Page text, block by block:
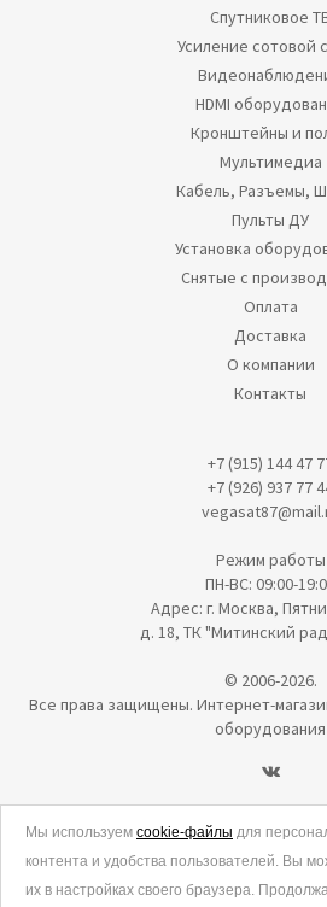
Спутниковое
Усиление сотовой
HDMI
Кронштейны и
Мультимедиа
Кабель, Разъемы,
Пульты ДУ
Установка
Снятые с
Оплата
Доставка
О компании
Контакты
+7 (915) 144 47
+7 (926) 937 77
Режим работы
ПН-ВС: 09:00-
Адрес: г. Москва,
д. 18, ТК "Митинский
© 2006-2026.
Все права защищены. Интернет-
оборудования
Политика в отношении обработки
Согласие на обработку персональных
Мы используем cookie-файлы для
контента и удобства пользователей. Вы
их в настройках своего браузера.